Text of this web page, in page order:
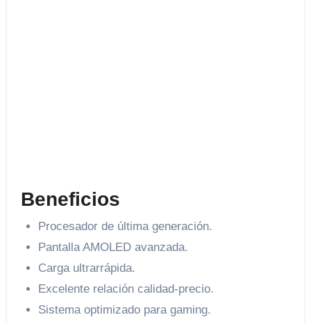
Beneficios
Procesador de última generación.
Pantalla AMOLED avanzada.
Carga ultrarrápida.
Excelente relación calidad-precio.
Sistema optimizado para gaming.